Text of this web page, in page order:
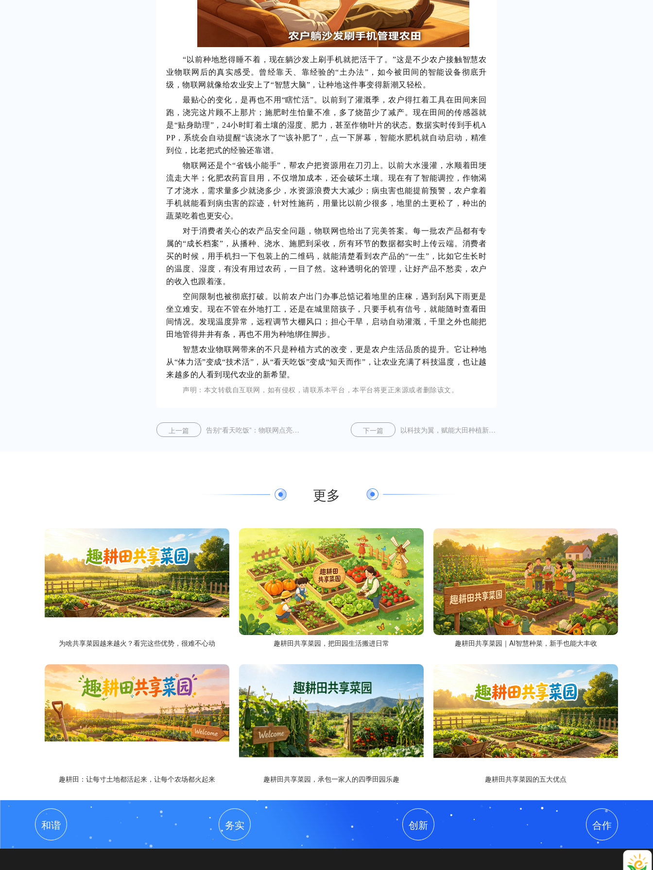
“以前种地愁得睡不着，现在躺沙发上刷手机就把活干了。”这是不少农户接触智慧农
业物联网后的真实感受。曾经靠天、靠经验的“土办法”，如今被田间的智能设备彻底升
级，物联网就像给农业安上了“智慧大脑”，让种地这件事变得新潮又轻松。
最贴心的变化，是再也不用 “瞎忙活”。以前到了灌溉季，农户得扛着工具在田间来回
跑，浇完这片顾不上那片；施肥时生怕量不准，多了烧苗少了减产。现在田间的传感器就
是“贴身助理”，24小时盯着土壤的湿度、肥力，甚至作物叶片的状态。数据实时传到手机A
PP，系统会自动提醒“该浇水了”“该补肥了”，点一下屏幕，智能水肥机就自动启动，精准
到位，比老把式的经验还靠谱。
物联网还是个“省钱小能手”，帮农户把资源用在刀刃上。以前大水漫灌，水顺着田埂
流走大半；化肥农药盲目用，不仅增加成本，还会破坏土壤。现在有了智能调控，作物渴
了才浇水，需求量多少就浇多少，水资源浪费大大减少；病虫害也能提前预警，农户拿着
手机就能看到病虫害的踪迹，针对性施药，用量比以前少很多，地里的土更松了，种出的
蔬菜吃着也更安心。
对于消费者关心的农产品安全问题，物联网也给出了完美答案。每一批农产品都有专
属的“成长档案”，从播种、浇水、施肥到采收，所有环节的数据都实时上传云端。消费者
买的时候，用手机扫一下包装上的二维码，就能清楚看到农产品的“一生”，比如它生长时
的温度、湿度，有没有用过农药，一目了然。这种透明化的管理，让好产品不愁卖，农户
的收入也跟着涨。
空间限制也被彻底打破。以前农户出门办事总惦记着地里的庄稼，遇到刮风下雨更是
坐立难安。现在不管在外地打工，还是在城里陪孩子，只要手机有信号，就能随时查看田
间情况。发现温度异常，远程调节大棚风口；担心干旱，启动自动灌溉，千里之外也能把
田地管得井井有条，再也不用为种地绑住脚步。
智慧农业物联网带来的不只是种植方式的改变，更是农户生活品质的提升。它让种地
从“体力活”变成“技术活”，从“看天吃饭”变成“知天而作”，让农业充满了科技温度，也让越
来越多的人看到现代农业的新希望。
声明： 本文转载自互联网，如有侵权，请联系本平台，本平台将更正来源或者删除该文。
上一篇 告别“看天吃饭”：物联网点亮现代农业之光 下一篇 以科技为翼，赋能大田种植新生态
更多
为啥共享菜园越来越火？看完这些优势，很难不心动 趣耕田共享菜园，把田园生活搬进日常 趣耕田共享菜园｜AI智慧种菜，新手也能大丰收
趣耕田：让每寸土地都活起来，让每个农场都火起来 趣耕田共享菜园，承包一家人的四季田园乐趣 趣耕田共享菜园的五大优点
和谐 务实 创新 合作